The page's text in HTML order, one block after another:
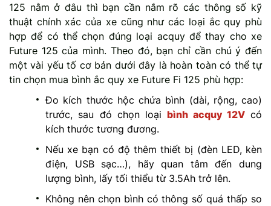
125 nằm ở đâu thì bạn cần nắm rõ các thông số kỹ
thuật chính xác của xe cũng như các loại ắc quy phù
hợp để có thể chọn đúng loại acquy để thay cho xe
Future 125 của mình. Theo đó, bạn chỉ cần chú ý đến
một vài yếu tố cơ bản dưới đây là hoàn toàn có thể tự
tin chọn mua bình ắc quy xe Future Fi 125 phù hợp:
Đo kích thước hộc chứa bình (dài, rộng, cao)
trước, sau đó chọn loạibình acquy 12Vcó
kích thước tương đương.
Nếu xe bạn có độ thêm thiết bị (đèn LED, kèn
điện, USB sạc…), hãy quan tâm đến dung
lượng bình, lấy tối thiểu từ 3.5Ah trở lên.
Không nên chọn bình có thông số quá thấp so